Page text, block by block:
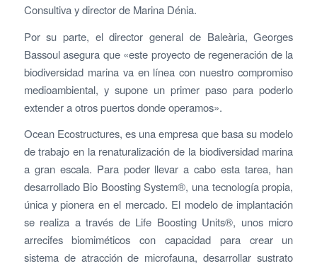
Consultiva y director de Marina Dénia.
Por su parte, el director general de Baleària, Georges
Bassoul asegura que «este proyecto de regeneración de la
biodiversidad marina va en línea con nuestro compromiso
medioambiental, y supone un primer paso para poderlo
extender a otros puertos donde operamos».
Ocean Ecostructures, es una empresa que basa su modelo
de trabajo en la renaturalización de la biodiversidad marina
a gran escala. Para poder llevar a cabo esta tarea, han
desarrollado Bio Boosting System®, una tecnología propia,
única y pionera en el mercado. El modelo de implantación
se realiza a través de Life Boosting Units®, unos micro
arrecifes biomiméticos con capacidad para crear un
sistema de atracción de microfauna, desarrollar sustrato